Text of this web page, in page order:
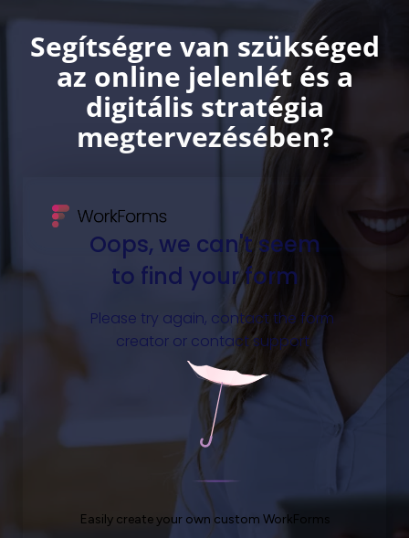
Segítségre van szükséged
az online jelenlét és a
digitális stratégia
megtervezésében?